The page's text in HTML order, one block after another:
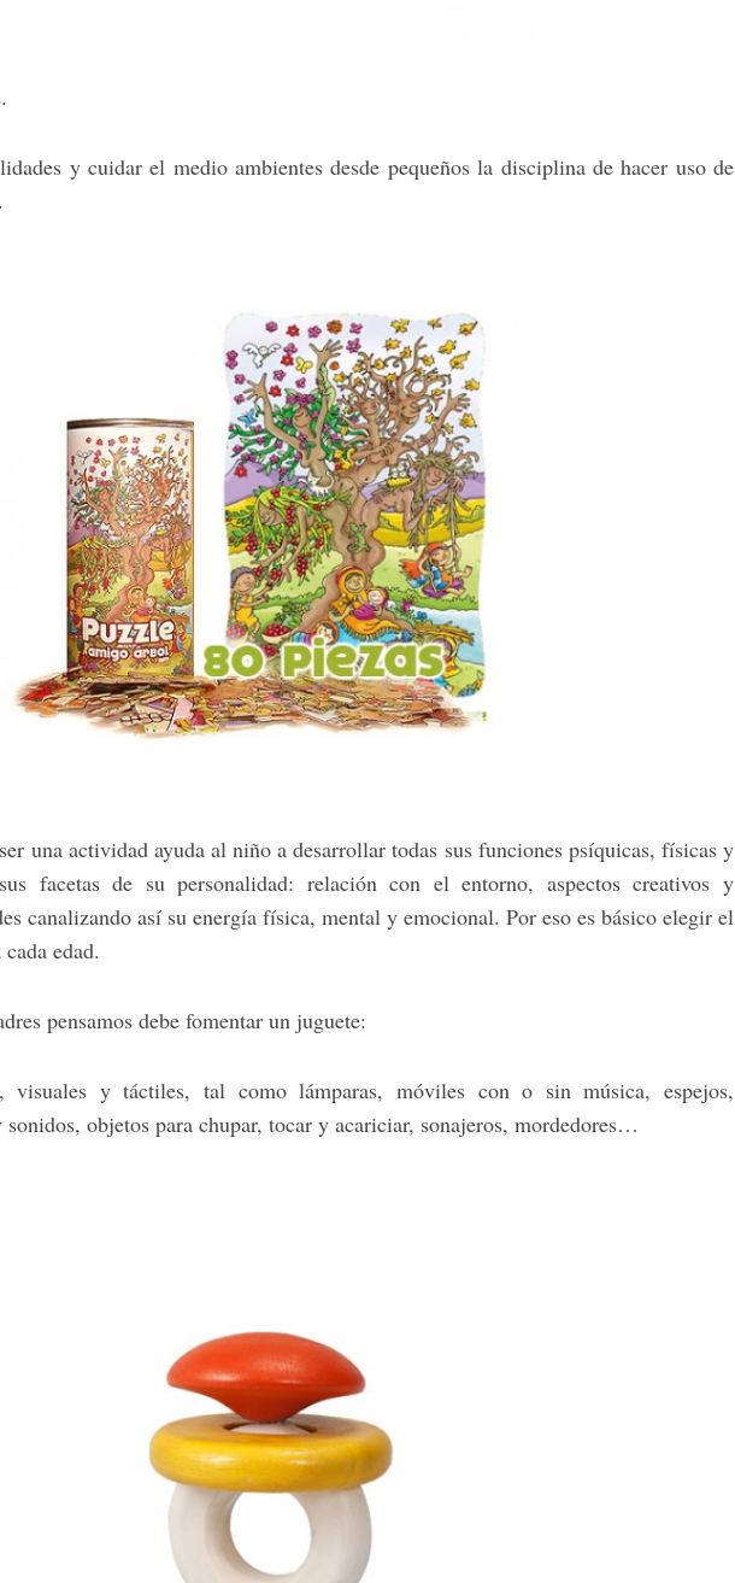
y cuidar el medio ambientes desde pequeños la disciplina de hacer uso de
una actividad ayuda al niño a desarrollar todas sus funciones psíquicas, físicas y
facetas de su personalidad: relación con el entorno, aspectos creativos y
canalizando así su energía física, mental y emocional. Por eso es básico elegir el
edad.
pensamos debe fomentar un juguete:
visuales y táctiles, tal como lámparas, móviles con o sin música, espejos,
objetos para chupar, tocar y acariciar, sonajeros, mordedores…